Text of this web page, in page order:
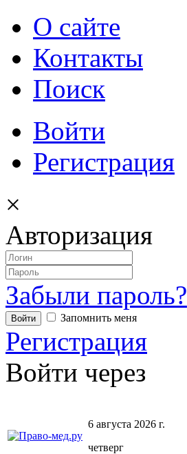
О сайте
Контакты
Поиск
Войти
Регистрация
×
Авторизация
Забыли пароль?
Запомнить меня
Регистрация
Войти через
6 августа 2026 г.
четверг